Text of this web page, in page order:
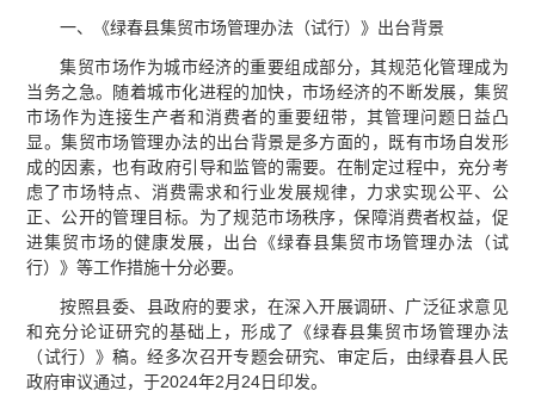
一、《绿春县集贸市场管理办法（试行）》出台背景
集贸市场作为城市经济的重要组成部分，其规范化管理成为
当务之急。随着城市化进程的加快，市场经济的不断发展，集贸
市场作为连接生产者和消费者的重要纽带，其管理问题日益凸
显。集贸市场管理办法的出台背景是多方面的，既有市场自发形
成的因素，也有政府引导和监管的需要。在制定过程中，充分考
虑了市场特点、消费需求和行业发展规律，力求实现公平、公
正、公开的管理目标。为了规范市场秩序，保障消费者权益，促
进集贸市场的健康发展，出台《绿春县集贸市场管理办法（试
行）》等工作措施十分必要。
按照县委、县政府的要求，在深入开展调研、广泛征求意见
和充分论证研究的基础上，形成了《绿春县集贸市场管理办法
（试行）》稿。经多次召开专题会研究、审定后，由绿春县人民
政府审议通过，于2024年2月24日印发。